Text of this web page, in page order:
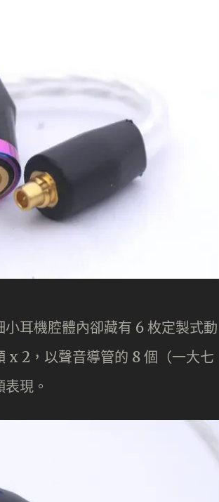
耳機腔體內卻藏有 6 枚定製式動
x 2，以聲音導管的 8 個（一大七
現。